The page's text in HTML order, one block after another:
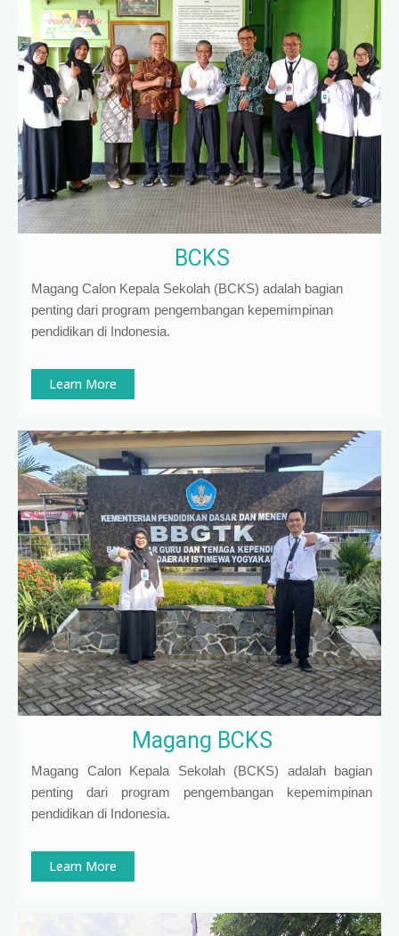
BCKS
Magang Calon Kepala Sekolah (BCKS) adalah bagian
penting dari program pengembangan kepemimpinan
pendidikan di Indonesia.
Learn More
Magang BCKS
Magang Calon Kepala Sekolah (BCKS) adalah bagian
penting dari program pengembangan kepemimpinan
pendidikan di Indonesia.
Learn More